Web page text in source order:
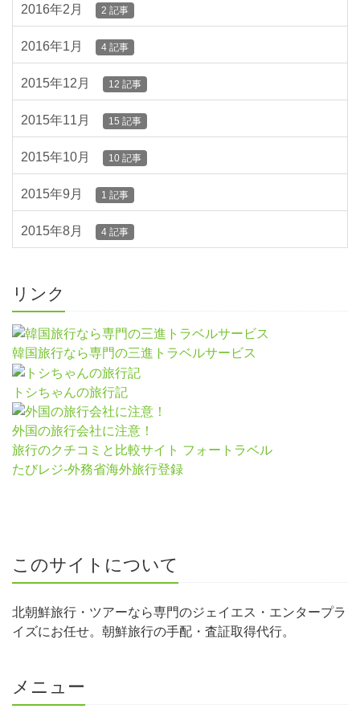
2016年2月 2 記事
2016年1月 4 記事
2015年12月 12 記事
2015年11月 15 記事
2015年10月 10 記事
2015年9月 1 記事
2015年8月 4 記事
リンク
韓国旅行なら専門の三進トラベルサービス
トシちゃんの旅行記
外国の旅行会社に注意！
旅行のクチコミと比較サイト フォートラベル
たびレジ-外務省海外旅行登録
このサイトについて
北朝鮮旅行・ツアーなら専門のジェイエス・エンタープラ
イズにお任せ。朝鮮旅行の手配・査証取得代行。
メニュー